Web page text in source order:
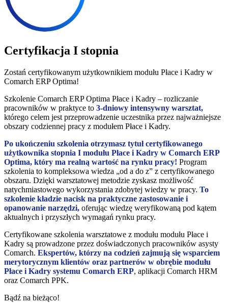
Certyfikacja I stopnia
Zostań certyfikowanym użytkownikiem modułu Płace i Kadry w
Comarch ERP Optima!
Szkolenie Comarch ERP Optima Płace i Kadry – rozliczanie
pracowników w praktyce to 3-dniowy intensywny warsztat,
którego celem jest przeprowadzenie uczestnika przez najważniejsze
obszary codziennej pracy z modułem Płace i Kadry.
Po ukończeniu szkolenia otrzymasz tytuł certyfikowanego
użytkownika stopnia I modułu Płace i Kadry w Comarch ERP
Optima, który ma realną wartość na rynku pracy! Program
szkolenia to kompleksowa wiedza „od a do z” z certyfikowanego
obszaru. Dzięki warsztatowej metodzie zyskasz możliwość
natychmiastowego wykorzystania zdobytej wiedzy w pracy. To
szkolenie kładzie nacisk na praktyczne zastosowanie i
opanowanie narzędzi, oferując wiedzę weryfikowaną pod kątem
aktualnych i przyszłych wymagań rynku pracy.
Certyfikowane szkolenia warsztatowe z modułu modułu Płace i
Kadry są prowadzone przez doświadczonych pracowników asysty
Comarch. Ekspertów, którzy na codzień zajmują się wsparciem
merytorycznym klientów oraz partnerów w obrębie modułu
Płace i Kadry systemu Comarch ERP, aplikacji Comarch HRM
oraz Comarch PPK.
Bądź na bieżąco!